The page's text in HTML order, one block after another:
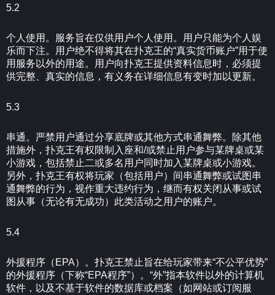
5.2
个人使用。服务旨在仅供用户个人使用。用户只能为个人娱
乐而下注。用户绝不得将其在扑克王的“真实货币账户”用于使
用服务以外的用途。用户向扑克王提供资料信息时，必须提
供完整、真实的信息，有义务在详细信息有变时加以更新。
5.3
串通。严禁用户通过分享底牌或其他方式串通舞弊。除其他
措施外，扑克王有权限制入座和/或禁止用户参与某牌桌或某
小游戏，包括禁止二或多名用户同时加入某牌桌或小游戏。
另外，扑克王有权将玩家（包括用户）间串通舞弊或试图串
通舞弊的行为，视作重大违约行为，继而有权关闭从事或试
图从事（无论有无成功）此类活动之用户的账户。
5.4
外援程序（EPA）。扑克王禁止旨在给玩家带来“不公平优势”
的外援程序（下称“EPA程序”）。“外”指本软件以外的计算机
软件，以及不基于软件的数据库或档案（如网站或订阅服